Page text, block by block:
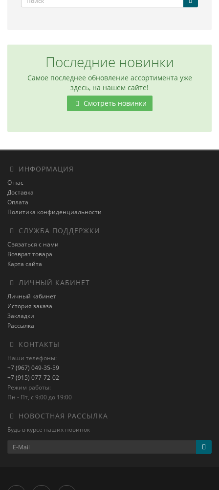
Последние новинки
Самое последнее обновление ассортимента уже
здесь, на нашем сайте!
Смотреть новинки
ИНФОРМАЦИЯ
О нас
Доставка
Оплата
Политика конфиденциальности
СЛУЖБА ПОДДЕРЖКИ
Связаться с нами
Возврат товара
Карта сайта
ЛИЧНЫЙ КАБИНЕТ
Личный кабинет
История заказа
Закладки
Рассылка
КОНТАКТЫ
Наши телефоны:
+7 (967) 049-35-59
+7 (915) 077-72-02
Режим работы:
Пн - Пт, с 9:00 до 19:00
НОВОСТНАЯ РАССЫЛКА
Будь в курсе наших новинок